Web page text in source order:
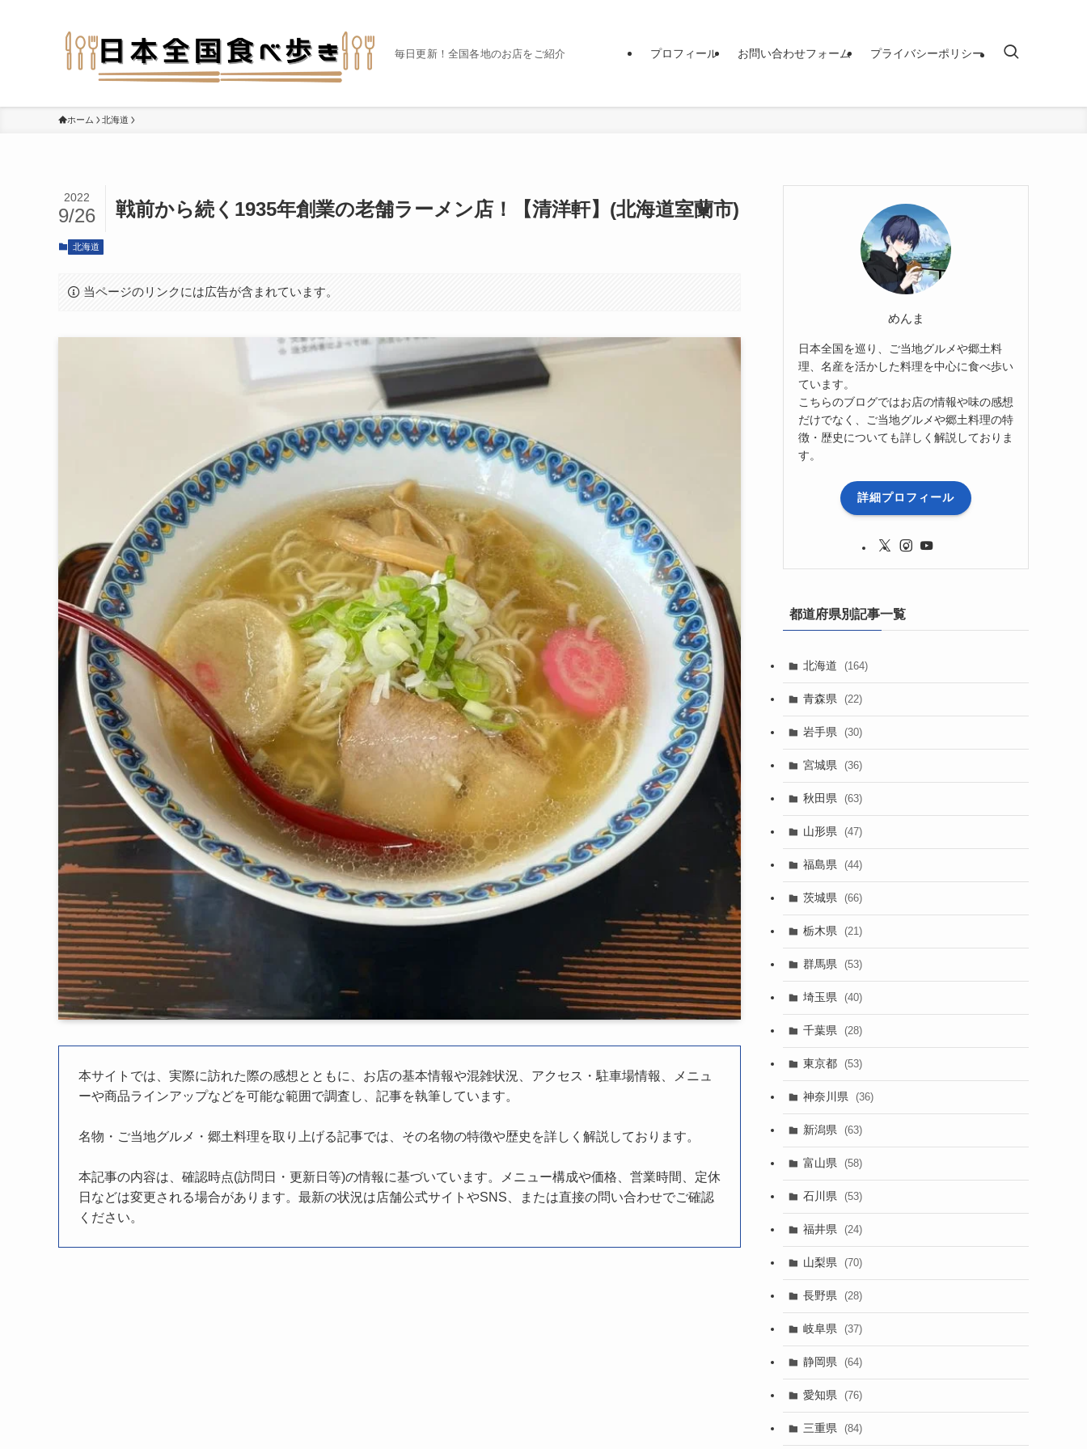
毎日更新！全国各地のお店をご紹介 プロフィール お問い合わせフォーム プライバシーポリシー
ホーム 北海道
戦前から続く1935年創業の老舗ラーメン店！【清洋軒】(北海道室蘭市)
2022
9/26
北海道
当ページのリンクには広告が含まれています。
本サイトでは、実際に訪れた際の感想とともに、お店の基本情報や混雑状況、アクセス・駐車場情報、メニュ
ーや商品ラインアップなどを可能な範囲で調査し、記事を執筆しています。
名物・ご当地グルメ・郷土料理を取り上げる記事では、その名物の特徴や歴史を詳しく解説しております。
本記事の内容は、確認時点(訪問日・更新日等)の情報に基づいています。メニュー構成や価格、営業時間、定休
日などは変更される場合があります。最新の状況は店舗公式サイトやSNS、または直接の問い合わせでご確認
ください。
めんま
日本全国を巡り、ご当地グルメや郷土料
理、名産を活かした料理を中心に食べ歩い
ています。
こちらのブログではお店の情報や味の感想
だけでなく、ご当地グルメや郷土料理の特
徴・歴史についても詳しく解説しておりま
す。
詳細プロフィール
都道府県別記事一覧
北海道 (164)
青森県 (22)
岩手県 (30)
宮城県 (36)
秋田県 (63)
山形県 (47)
福島県 (44)
茨城県 (66)
栃木県 (21)
群馬県 (53)
埼玉県 (40)
千葉県 (28)
東京都 (53)
神奈川県 (36)
新潟県 (63)
富山県 (58)
石川県 (53)
福井県 (24)
山梨県 (70)
長野県 (28)
岐阜県 (37)
静岡県 (64)
愛知県 (76)
三重県 (84)